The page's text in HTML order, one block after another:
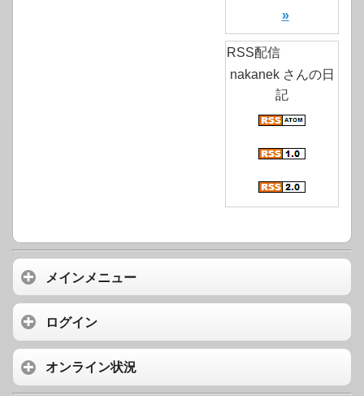
»
RSS配信
nakanek さんの日
記
メインメニュー
ログイン
オンライン状況